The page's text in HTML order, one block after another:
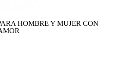
HOMBRE Y MUJER CON